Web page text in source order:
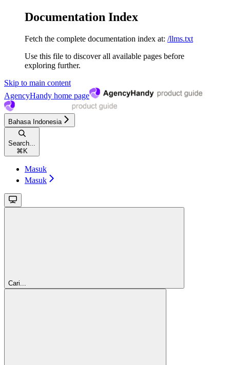
Documentation Index
Fetch the complete documentation index at: /llms.txt
Use this file to discover all available pages before
exploring further.
Skip to main content
AgencyHandy home page
Bahasa Indonesia
Search...
⌘ K
Masuk
Masuk
Cari...